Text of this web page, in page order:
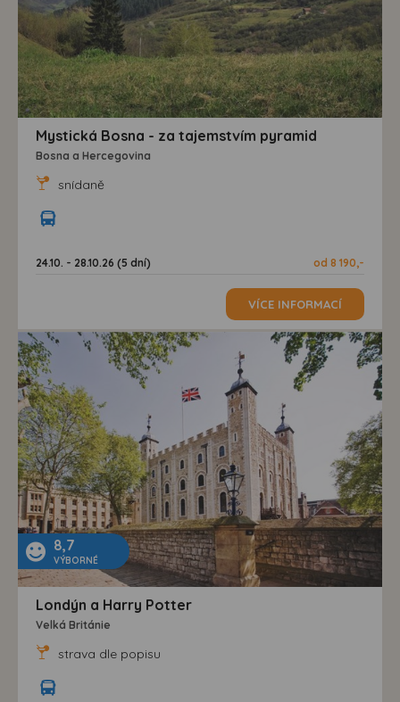
Mystická Bosna - za tajemstvím pyramid
Bosna a Hercegovina
snídaně
24.10. - 28.10.26 (5 dní) od 8 190,-
VÍCE INFORMACÍ
8,7
VÝBORNÉ
Londýn a Harry Potter
Velká Británie
strava dle popisu